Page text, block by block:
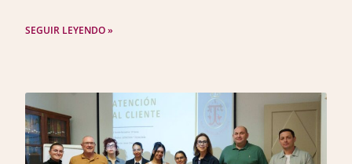
SEGUIR LEYENDO »